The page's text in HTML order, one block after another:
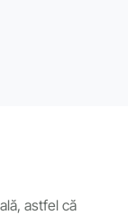
astfel că